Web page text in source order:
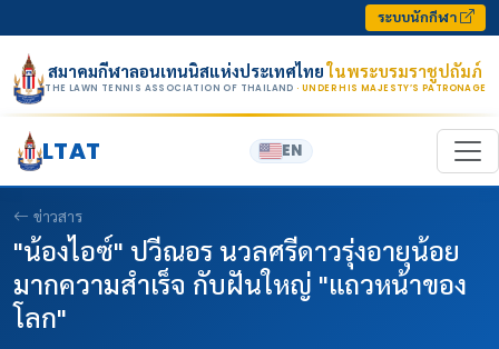
ระบบนักกีฬา
สมาคมกีฬาลอนเทนนิสแห่งประเทศไทยในพระบรมราชูปถัมภ์
THE LAWN TENNIS ASSOCIATION OF THAILAND · UNDER HIS MAJESTY’S PATRONAGE
LTAT EN
ข่าวสาร
"น้องไอซ์" ปวีณอร นวลศรีดาวรุ่งอายุน้อย
มากความสำเร็จ กับฝันใหญ่ "แถวหน้าของ
โลก"